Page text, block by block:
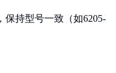
保持型号一致（如6205-